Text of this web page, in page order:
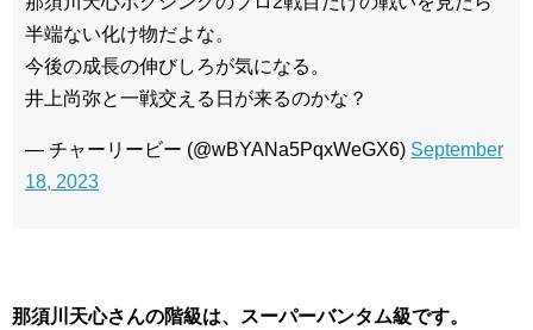
半端ない化け物だよな。
今後の成長の伸びしろが気になる。
井上尚弥と一戦交える日が来るのかな？
— チャーリービー (@wBYANa5PqxWeGX6) September
18, 2023
那須川天心さんの階級は、スーパーバンタム級です。